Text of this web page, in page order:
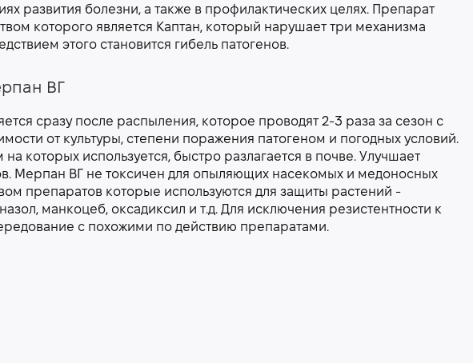
развития болезни, а также в профилактических целях. Препарат
которого является Каптан, который нарушает три механизма
этого становится гибель патогенов.
ВГ
сразу после распыления, которое проводят 2-3 раза за сезон с
от культуры, степени поражения патогеном и погодных условий.
которых используется, быстро разлагается в почве. Улучшает
Мерпан ВГ не токсичен для опыляющих насекомых и медоносных
препаратов которые используются для защиты растений -
манкоцеб, оксадиксил и т.д. Для исключения резистентности к
с похожими по действию препаратами.